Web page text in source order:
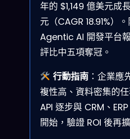
年的 $1,149 億美元成
元（CAGR 18.91%）
Agentic AI 開發平台
評比中五項奪冠。
行動指南：企業應
複性高、資料密集的
API 逐步與 CRM、
開始，驗證 ROI 後再